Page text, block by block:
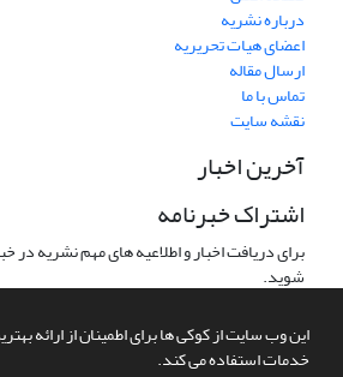
این وب سایت از کوکی ها برای اطمینان از ارائه
خدمات استفاده می کند.
درباره نشریه
اعضای هیات تحریریه
ارسال مقاله
تماس با ما
نقشه سایت
آخرین اخبار
اشتراک خبرنامه
برای دریافت اخبار و اطلاعیه های مهم نشریه
شوید.